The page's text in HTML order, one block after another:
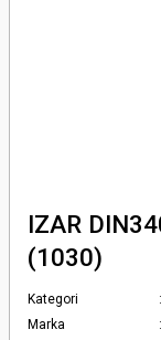
IZAR
(1030)
Kategori
Marka